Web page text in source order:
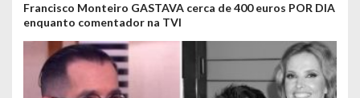
Francisco Monteiro GASTAVA cerca de 400 euros POR DIA
enquanto comentador na TVI